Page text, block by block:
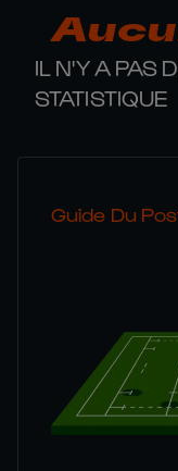
IL N'Y A PAS
STATISTIQUE
Guide Du